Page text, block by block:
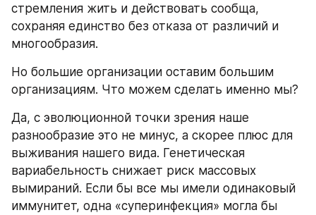
стремления жить и действовать сообща,
сохраняя единство без отказа от различий и
многообразия.
Но большие организации оставим большим
организациям. Что можем сделать именно мы?
Да, с эволюционной точки зрения наше
разнообразие это не минус, а скорее плюс для
выживания нашего вида. Генетическая
вариабельность снижает риск массовых
вымираний. Если бы все мы имели одинаковый
иммунитет, одна «суперинфекция» могла бы